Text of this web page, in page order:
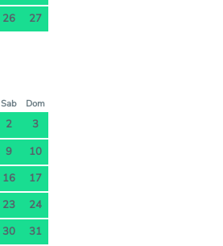
26
27
Sab Dom
2
3
9
10
16
17
23
24
30 31